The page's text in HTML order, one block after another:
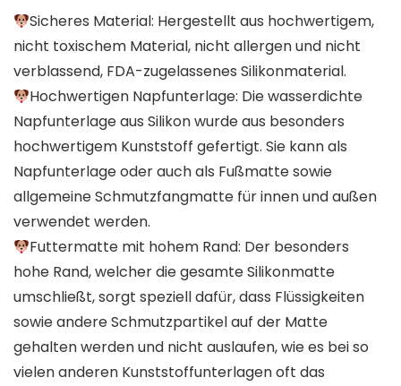
Sicheres Material: Hergestellt aus hochwertigem,
nicht toxischem Material, nicht allergen und nicht
verblassend, FDA-zugelassenes Silikonmaterial.
Hochwertigen Napfunterlage: Die wasserdichte
Napfunterlage aus Silikon wurde aus besonders
hochwertigem Kunststoff gefertigt. Sie kann als
Napfunterlage oder auch als Fußmatte sowie
allgemeine Schmutzfangmatte für innen und außen
verwendet werden.
Futtermatte mit hohem Rand: Der besonders
hohe Rand, welcher die gesamte Silikonmatte
umschließt, sorgt speziell dafür, dass Flüssigkeiten
sowie andere Schmutzpartikel auf der Matte
gehalten werden und nicht auslaufen, wie es bei so
vielen anderen Kunststoffunterlagen oft das